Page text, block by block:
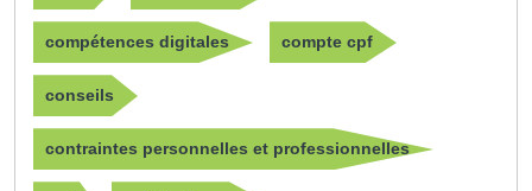
compétences digitales compte cpf
conseils
contraintes personnelles et professionnelles